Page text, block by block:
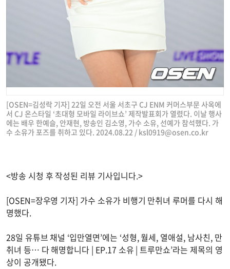
[OSEN=김성락 기자] 22일 오전 서울 서초구 CJ ENM 커머스부문 사옥에
서 CJ 온스타일 ‘초대형 모바일 라이브쇼’ 제작발표회가 열렸다. 이날 행사
에는 배우 한예슬, 안재현, 방송인 김소영, 가수 소유, 선예가 참석했다. 가
수 소유가 포즈를 취하고 있다. 2024.08.22 / ksl0919@osen.co.kr
<방송 시청 후 작성된 리뷰 기사입니다.>
[OSEN=장우영 기자] 가수 소유가 비행기 만취녀 루머를 다시 해
명했다.
28일 유튜브 채널 ‘입만열면’에는 ‘성형, 월세, 열애설, 남사친, 만
취녀 등… 다 해명합니다 | EP.17 소유 | 트루만쇼’라는 제목의 영
상이 공개됐다.